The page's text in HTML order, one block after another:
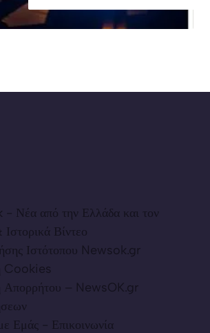
Νέα από την Ελλάδα και τον
Βίντεο
Ιστότοπου Newsok.gr
Cookies
Απορρήτου – NewsOK.gr
Εμάς - Επικοινωνία